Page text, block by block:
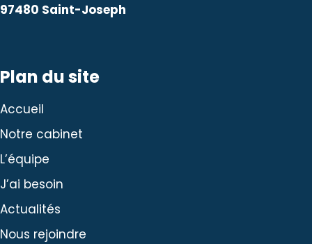
97480 Saint-Joseph
Plan du site
Accueil
Notre cabinet
L’équipe
J’ai besoin
Actualités
Nous rejoindre